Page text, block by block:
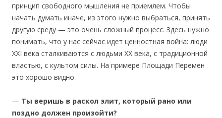
принцип свободного мышления не приемлем. Чтобы
начать думать иначе, из этого нужно выбраться, принять
другую среду — это очень сложный процесс. Здесь нужно
понимать, что у нас сейчас идет ценностная война: люди
ХХІ века сталкиваются с людьми ХХ века, с традиционной
властью, с культом силы. На примере Площади Перемен
это хорошо видно.
— Ты веришь в раскол элит, который рано или
поздно должен произойти?